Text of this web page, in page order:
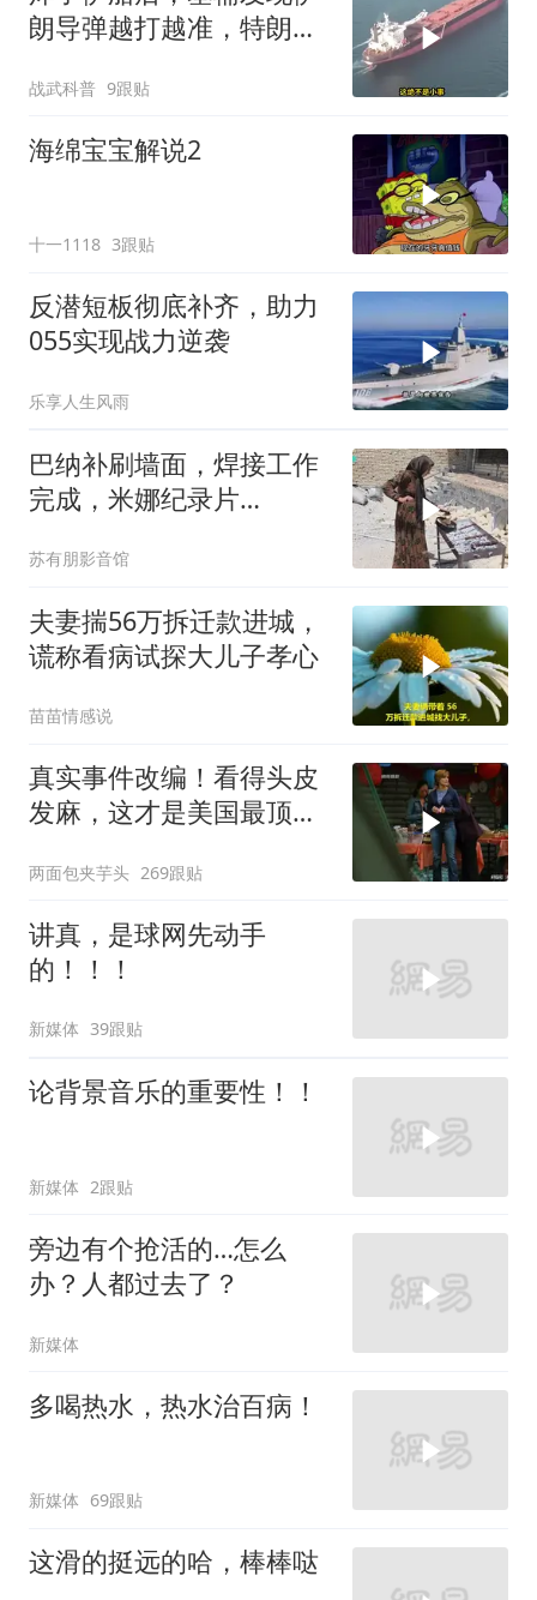
朗导弹越打越准，特朗普
战武科普 9跟贴
海绵宝宝解说2
十一1118 3跟贴
反潜短板彻底补齐，助力
055实现战力逆袭
乐享人生风雨
巴纳补刷墙面，焊接工作
完成，米娜纪录片
苏有朋影音馆
夫妻揣56万拆迁款进城，
谎称看病试探大儿子孝心
苗苗情感说
真实事件改编！看得头皮
发麻，这才是美国最顶级
两面包夹芋头 269跟贴
讲真，是球网先动手
的！！！
新媒体 39跟贴
论背景音乐的重要性！！
新媒体 2跟贴
旁边有个抢活的…怎么
办？人都过去了？
新媒体
多喝热水，热水治百病！
新媒体 69跟贴
这滑的挺远的哈，棒棒哒